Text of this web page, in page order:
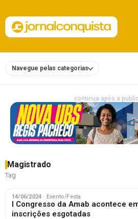
Navegue pelas categorias
continua após a
Magistrado
Tag
14/06/2024 · Evento/Festa
I Congresso da Amab acontece
inscrições esgotadas